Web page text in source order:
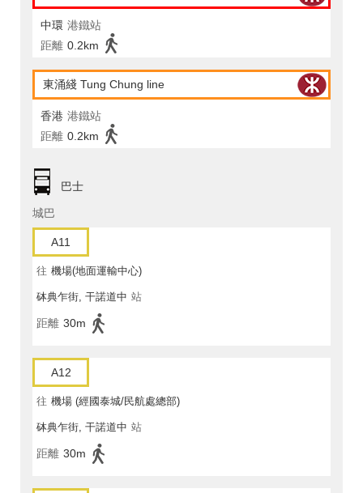
中環 港鐵站
距離 0.2km
東涌綫 Tung Chung line
香港 港鐵站
距離 0.2km
巴士
城巴
A11
往 機場(地面運輸中心)
砵典乍街, 干諾道中 站
距離 30m
A12
往 機場 (經國泰城/民航處總部)
砵典乍街, 干諾道中 站
距離 30m